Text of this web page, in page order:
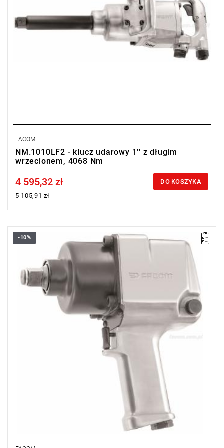
FACOM
NM.1010LF2 - klucz udarowy 1'' z długim
wrzecionem, 4068 Nm
Price tax included
4 595,32 zł
5 105,91 zł
DO KOSZYKA
Wymiary: L: 222 mm, L1: 86 mm, H: 213 mm.
Waga: 5.600 kg.
Typ gwarancji:D2
(Naprawa lub bezpłatna wymiana w zakresie
wadliwych części w ciągu 2 lat od zakupu)
-10%